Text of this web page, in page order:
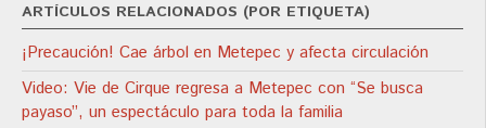
ARTÍCULOS RELACIONADOS (POR ETIQUETA)
¡Precaución! Cae árbol en Metepec y afecta circulación
Video: Vie de Cirque regresa a Metepec con “Se busca
payaso”, un espectáculo para toda la familia